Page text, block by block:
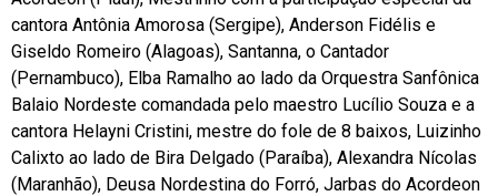
cantora Antônia Amorosa (Sergipe), Anderson Fidélis e
Giseldo Romeiro (Alagoas), Santanna, o Cantador
(Pernambuco), Elba Ramalho ao lado da Orquestra Sanfônica
Balaio Nordeste comandada pelo maestro Lucílio Souza e a
cantora Helayni Cristini, mestre do fole de 8 baixos, Luizinho
Calixto ao lado de Bira Delgado (Paraíba), Alexandra Nícolas
(Maranhão), Deusa Nordestina do Forró, Jarbas do Acordeon